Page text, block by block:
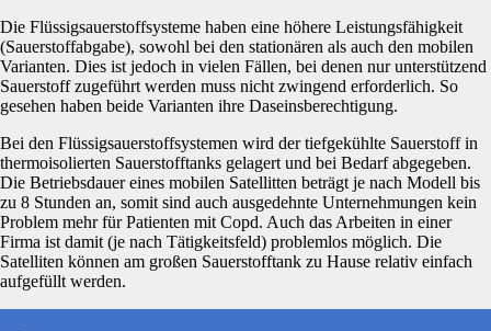
Die Flüssigsauerstoffsysteme haben eine höhere Leistungsfähigkeit
(Sauerstoffabgabe), sowohl bei den stationären als auch den mobilen
Varianten. Dies ist jedoch in vielen Fällen, bei denen nur unterstützend
Sauerstoff zugeführt werden muss nicht zwingend erforderlich. So
gesehen haben beide Varianten ihre Daseinsberechtigung.
Bei den Flüssigsauerstoffsystemen wird der tiefgekühlte Sauerstoff in
thermoisolierten Sauerstofftanks gelagert und bei Bedarf abgegeben.
Die Betriebsdauer eines mobilen Satellitten beträgt je nach Modell bis
zu 8 Stunden an, somit sind auch ausgedehnte Unternehmungen kein
Problem mehr für Patienten mit Copd. Auch das Arbeiten in einer
Firma ist damit (je nach Tätigkeitsfeld) problemlos möglich. Die
Satelliten können am großen Sauerstofftank zu Hause relativ einfach
aufgefüllt werden.